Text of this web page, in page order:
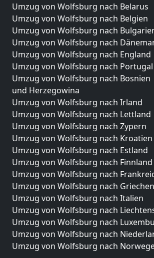
Umzug von Wolfsburg nach Belarus
Umzug von Wolfsburg nach Belgien
Umzug von Wolfsburg nach
Umzug von Wolfsburg nach
Umzug von Wolfsburg nach England
Umzug von Wolfsburg nach Portugal
Umzug von Wolfsburg nach Bosnien
und Herzegowina
Umzug von Wolfsburg nach Irland
Umzug von Wolfsburg nach Lettland
Umzug von Wolfsburg nach Zypern
Umzug von Wolfsburg nach Kroatien
Umzug von Wolfsburg nach Estland
Umzug von Wolfsburg nach Finnland
Umzug von Wolfsburg nach
Umzug von Wolfsburg nach
Umzug von Wolfsburg nach Italien
Umzug von Wolfsburg nach
Umzug von Wolfsburg nach
Umzug von Wolfsburg nach
Umzug von Wolfsburg nach